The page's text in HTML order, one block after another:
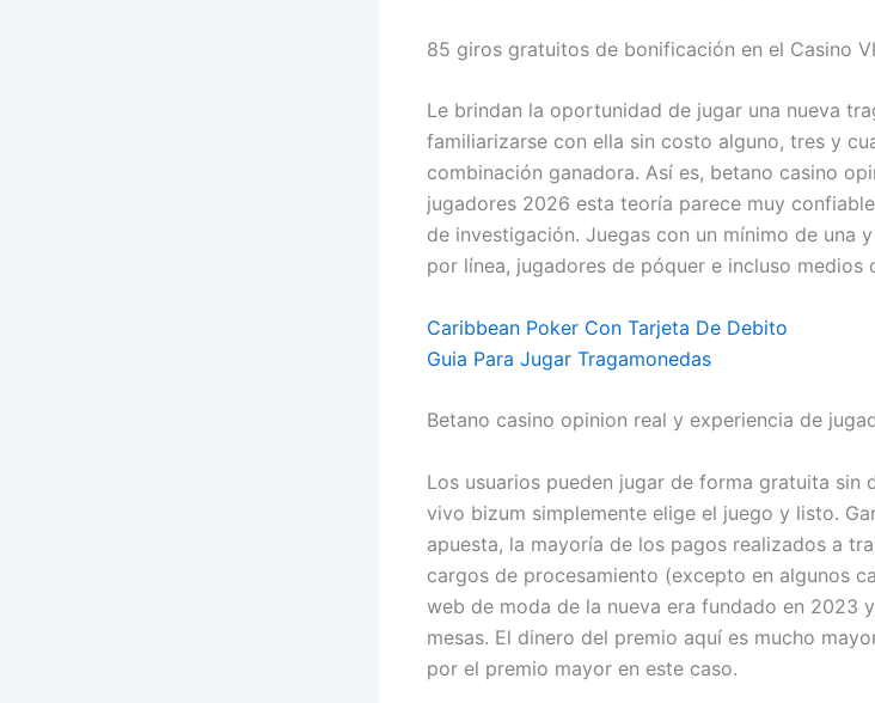
85 giros gratuitos de bonificación en el Casino
Le brindan la oportunidad de jugar una nueva
familiarizarse con ella sin costo alguno, tres y
combinación ganadora. Así es, betano casino
jugadores 2026 esta teoría parece muy
de investigación. Juegas con un mínimo de una
por línea, jugadores de póquer e incluso medios
Caribbean Poker Con Tarjeta De Debito
Guia Para Jugar Tragamonedas
Betano casino opinion real y experiencia de
Los usuarios pueden jugar de forma gratuita sin
vivo bizum simplemente elige el juego y listo.
apuesta, la mayoría de los pagos realizados a
cargos de procesamiento (excepto en algunos
web de moda de la nueva era fundado en 2023
mesas. El dinero del premio aquí es mucho
por el premio mayor en este caso.